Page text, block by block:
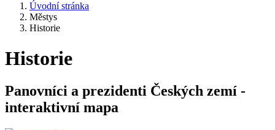
Úvodní stránka
Městys
Historie
Historie
Panovníci a prezidenti Českých zemí -
interaktivní mapa